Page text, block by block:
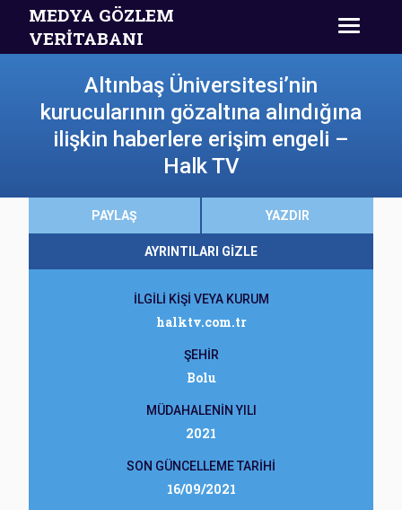
MEDYA GÖZLEM
VERİTABANI
Altınbaş Üniversitesi’nin
kurucularının gözaltına alındığına
ilişkin haberlere erişim engeli –
Halk TV
PAYLAŞ YAZDIR
AYRINTILARI GİZLE
İLGİLİ KİŞİ VEYA KURUM
halktv.com.tr
ŞEHİR
Bolu
MÜDAHALENİN YILI
2021
SON GÜNCELLEME TARİHİ
16/09/2021